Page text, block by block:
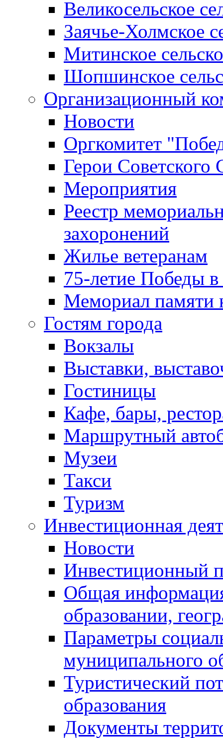
Великосельское
Заячье-Холмское
Митинское
Шопшинское
Организационный
Новости
Оргкомитет
Герои Советского
Мероприятия
Реестр
захоронений
Жилье ветеранам
75-летие Победы
Мемориал памяти
Гостям города
Вокзалы
Выставки,
Гостиницы
Кафе, бары,
Маршрутный
Музеи
Такси
Туризм
Инвестиционная
Новости
Инвестиционный
Общая
образовании,
Параметры
муниципального
Туристический
образования
Документы